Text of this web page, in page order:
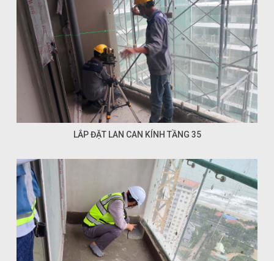
LẮP ĐẶT LAN CAN KÍNH TẦNG 35